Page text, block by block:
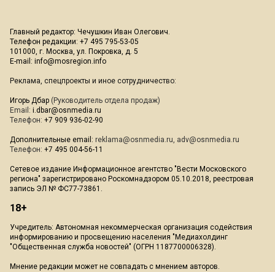
Главный редактор: Чечушкин Иван Олегович.
Телефон редакции: +7 495 795-53-05
101000, г. Москва, ул. Покровка, д. 5
E-mail: info@mosregion.info
Реклама, спецпроекты и иное сотрудничество:
Игорь Дбар (Руководитель отдела продаж)
Email: i.dbar@osnmedia.ru
Телефон: +7 909 936-02-90
Дополнительные email: reklama@osnmedia.ru, adv@osnmedia.ru
Телефон: +7 495 004-56-11
Сетевое издание Информационное агентство "Вести Московского
региона" зарегистрировано Роскомнадзором 05.10.2018, реестровая
запись ЭЛ № ФС77-73861.
18+
Учредитель: Автономная некоммерческая организация содействия
информированию и просвещению населения "Медиахолдинг
"Общественная служба новостей" (ОГРН 1187700006328).
Мнение редакции может не совпадать с мнением авторов.